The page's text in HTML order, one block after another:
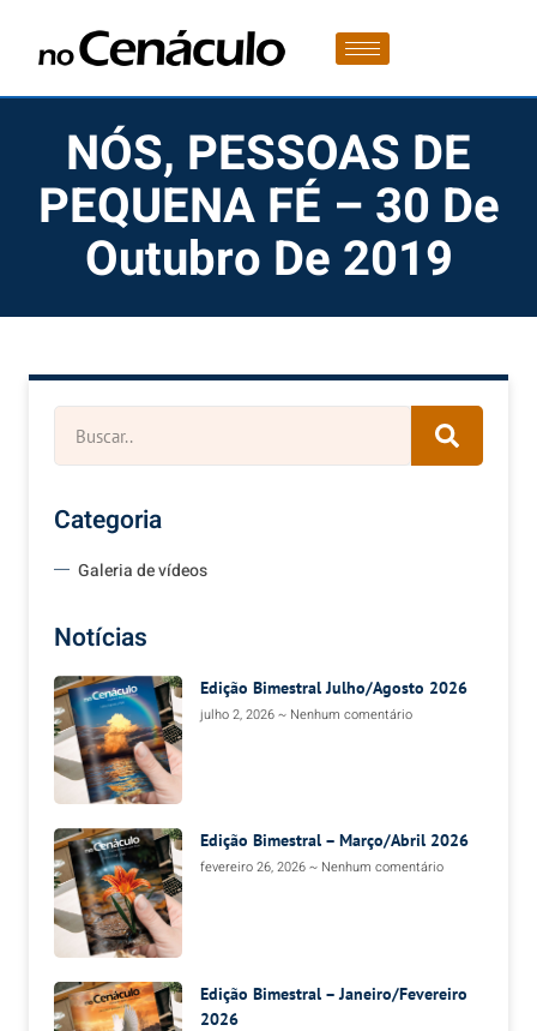
NÓS, PESSOAS DE
PEQUENA FÉ – 30 De
Outubro De 2019
Categoria
Galeria de vídeos
Notícias
Edição Bimestral Julho/Agosto 2026
julho 2, 2026 Nenhum comentário
Edição Bimestral – Março/Abril 2026
fevereiro 26, 2026 Nenhum comentário
Edição Bimestral – Janeiro/Fevereiro
2026